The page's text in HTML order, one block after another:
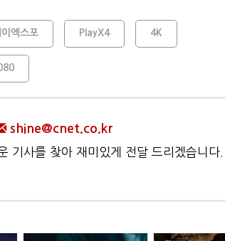
엑스포 PlayX4 4K
shine@cnet.co.kr
기사를 찾아 재미있게 전달 드리겠습니다.